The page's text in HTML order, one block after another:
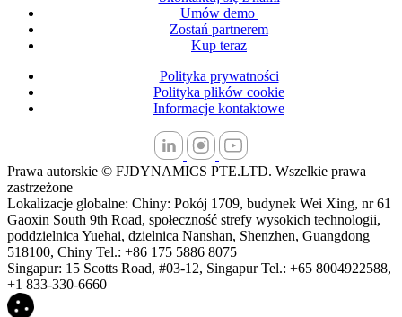
Umów demo
Zostań partnerem
Kup teraz
Polityka prywatności
Polityka plików cookie
Informacje kontaktowe
Prawa autorskie © FJDYNAMICS PTE.LTD. Wszelkie prawa
zastrzeżone
Lokalizacje globalne: Chiny: Pokój 1709, budynek Wei Xing, nr 61
Gaoxin South 9th Road, społeczność strefy wysokich technologii,
poddzielnica Yuehai, dzielnica Nanshan, Shenzhen, Guangdong
518100, Chiny Tel.: +86 175 5886 8075
Singapur: 15 Scotts Road, #03-12, Singapur Tel.: +65 8004922588,
+1 833-330-6660